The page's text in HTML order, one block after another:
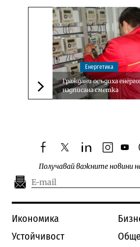
Следваща новина
Енергетика
Граждани осъдиха
надписана сметка
facebooktwitterlinkedin
Получавай важните новини
Икономика
Устойчивост